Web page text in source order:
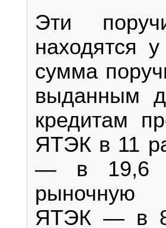
Эти
находятся
сумма
выданным
кредитам
ЯТЭК в 11
— в 19,6
рыночную
ЯТЭК — в